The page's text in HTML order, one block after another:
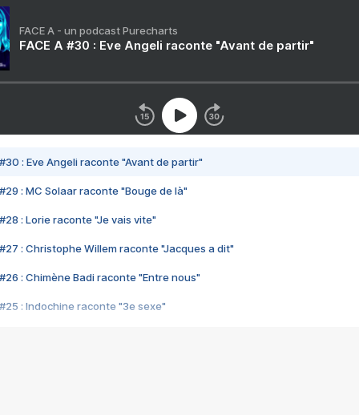
FACE A - un podcast Purecharts
FACE A #30 : Eve Angeli raconte "Avant de partir"
#30 : Eve Angeli raconte "Avant de partir"
#29 : MC Solaar raconte "Bouge de là"
#28 : Lorie raconte "Je vais vite"
#27 : Christophe Willem raconte "Jacques a dit"
#26 : Chimène Badi raconte "Entre nous"
#25 : Indochine raconte "3e sexe"